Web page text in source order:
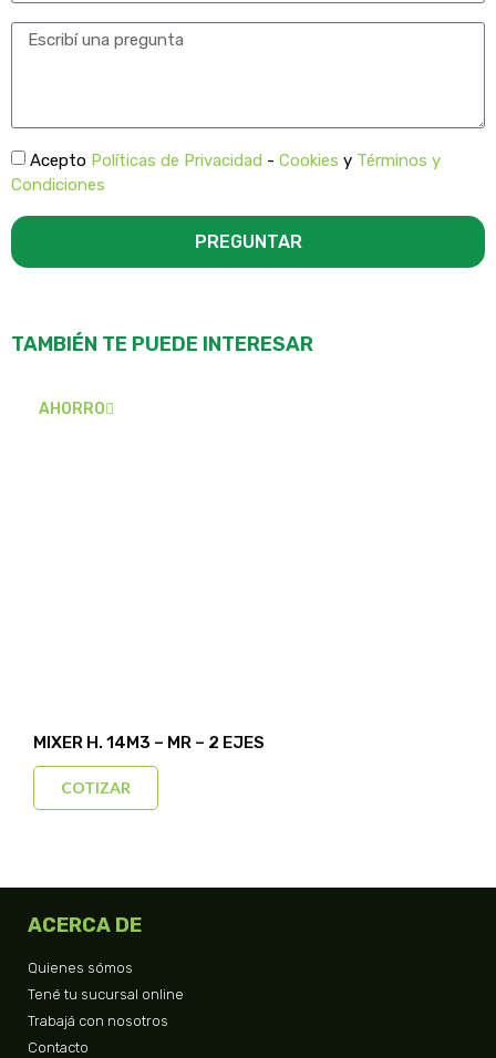
Acepto Políticas de Privacidad - Cookies y Términos y
Condiciones
PREGUNTAR
TAMBIÉN TE PUEDE INTERESAR
AHORRO
MIXER H. 14M3 – MR – 2 EJES
COTIZAR
ACERCA DE
Quienes sómos
Tené tu sucursal online
Trabajá con nosotros
Contacto